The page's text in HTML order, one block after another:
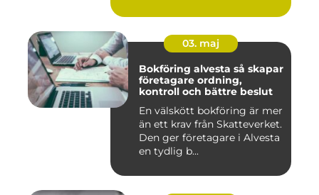
03. maj
Bokföring alvesta så skapar
företagare ordning,
kontroll och bättre beslut
En välskött bokföring är mer
än ett krav från Skatteverket.
Den ger företagare i Alvesta
en tydlig b...